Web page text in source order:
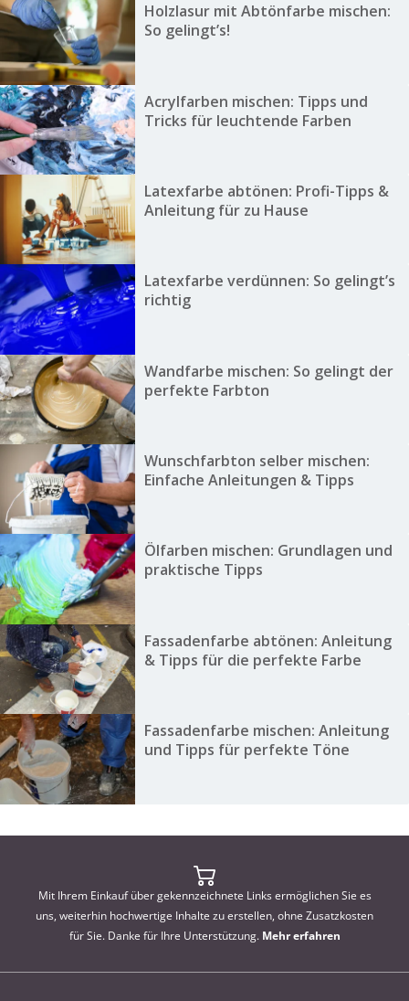
Holzlasur mit Abtönfarbe mischen:
So gelingt’s!
Acrylfarben mischen: Tipps und
Tricks für leuchtende Farben
Latexfarbe abtönen: Profi-Tipps &
Anleitung für zu Hause
Latexfarbe verdünnen: So gelingt’s
richtig
Wandfarbe mischen: So gelingt der
perfekte Farbton
Wunschfarbton selber mischen:
Einfache Anleitungen & Tipps
Ölfarben mischen: Grundlagen und
praktische Tipps
Fassadenfarbe abtönen: Anleitung
& Tipps für die perfekte Farbe
Fassadenfarbe mischen: Anleitung
und Tipps für perfekte Töne
Mit Ihrem Einkauf über gekennzeichnete Links ermöglichen Sie es
uns, weiterhin hochwertige Inhalte zu erstellen, ohne Zusatzkosten
für Sie. Danke für Ihre Unterstützung. Mehr erfahren